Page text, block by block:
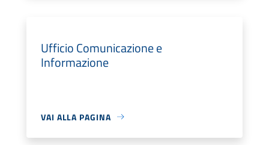
Ufficio Comunicazione e
Informazione
VAI ALLA PAGINA